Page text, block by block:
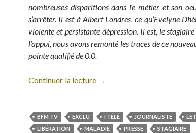
nombreuses disparitions dans le métier et son
s’arrêter. Il est à Albert Londres, ce qu’Evelyne
violente et persistante dépression. Il est, le
l’appui, nous avons remonté les traces de ce
pointe qualifié de 0.0.
Continuer la lecture →
BFM TV EXCLU I TÉLÉ JOURNALISTE
LIBÉRATION
MALADIE PRESSE STAGIAIRE